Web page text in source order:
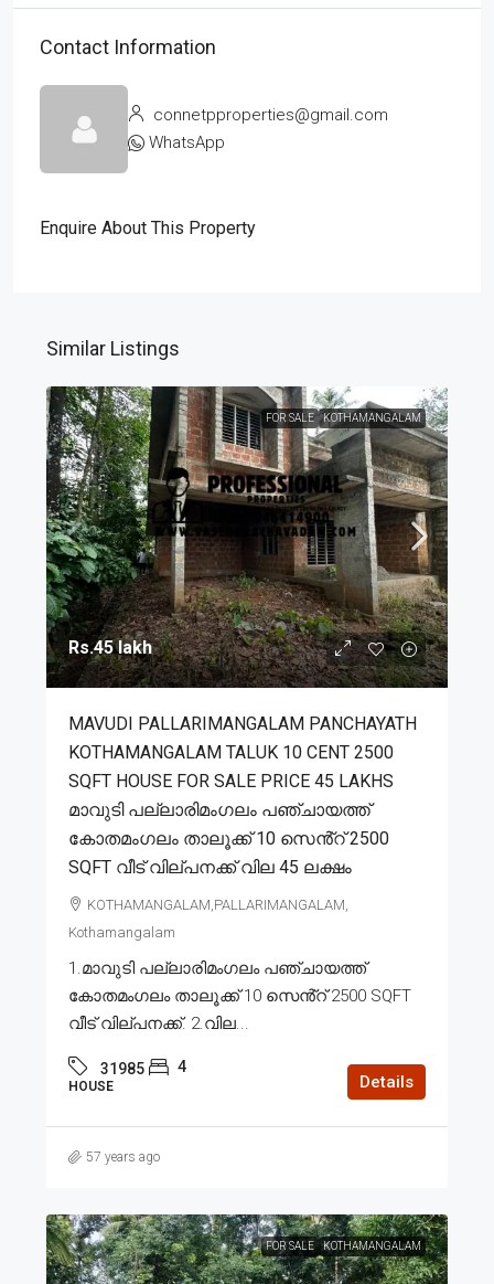
Contact Information
connetpproperties@gmail.com
WhatsApp
Enquire About This Property
Similar Listings
FOR SALE KOTHAMANGALAM
Rs.45 lakh
MAVUDI PALLARIMANGALAM PANCHAYATH
KOTHAMANGALAM TALUK 10 CENT 2500
SQFT HOUSE FOR SALE PRICE 45 LAKHS
മാവുടി പല്ലാരിമംഗലം പഞ്ചായത്ത്
കോതമംഗലം താലൂക്ക് 10 സെൻ്റ് 2500
SQFT വീട് വില്പനക്ക് വില 45 ലക്ഷം
KOTHAMANGALAM,PALLARIMANGALAM,
Kothamangalam
1.മാവുടി പല്ലാരിമംഗലം പഞ്ചായത്ത്
കോതമംഗലം താലൂക്ക് 10 സെൻ്റ് 2500 SQFT
വീട് വില്പനക്ക്. 2.വില...
31985 4
HOUSE Details
57 years ago
FOR SALE KOTHAMANGALAM